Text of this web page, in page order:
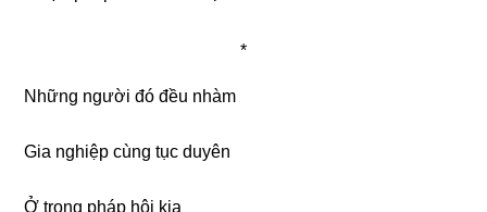
*
Những người đó đều nhàm
Gia nghiệp cùng tục duyên
Ở trong pháp hội kia